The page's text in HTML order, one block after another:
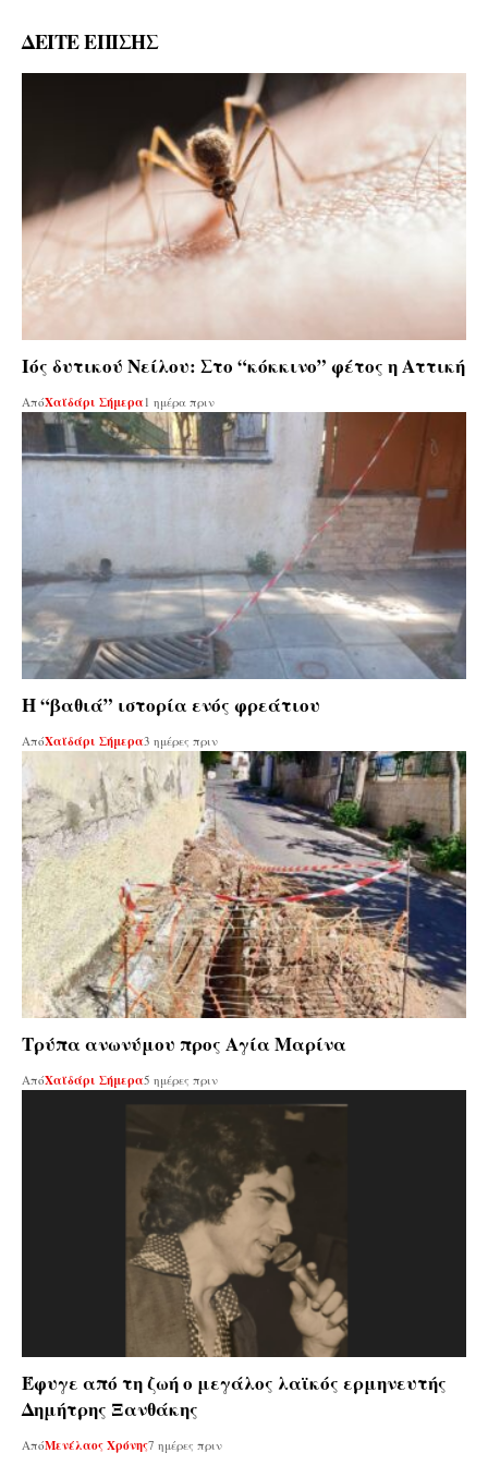
ΔΕΙΤΕ ΕΠΙΣΗΣ
Ιός δυτικού Νείλου: Στο “κόκκινο” φέτος η Αττική
ΑπόΧαϊδάρι Σήμερα1 ημέρα πριν
Η “βαθιά” ιστορία ενός φρεάτιου
ΑπόΧαϊδάρι Σήμερα3 ημέρες πριν
Τρύπα ανωνύμου προς Αγία Μαρίνα
ΑπόΧαϊδάρι Σήμερα5 ημέρες πριν
Έφυγε από τη ζωή ο μεγάλος λαϊκός ερμηνευτής
Δημήτρης Ξανθάκης
ΑπόΜενέλαος Χρόνης7 ημέρες πριν